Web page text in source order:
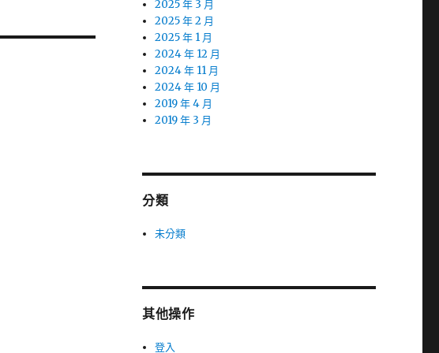
2025 年 3 月
2025 年 2 月
2025 年 1 月
2024 年 12 月
2024 年 11 月
2024 年 10 月
2019 年 4 月
2019 年 3 月
分類
未分類
其他操作
登入